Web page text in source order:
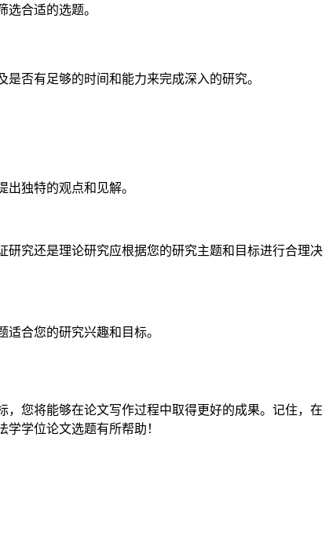
合适的选题。
否有足够的时间和能力来完成深入的研究。
独特的观点和见解。
究还是理论研究应根据您的研究主题和目标进行合理决
合您的研究兴趣和目标。
您将能够在论文写作过程中取得更好的成果。记住，在
学位论文选题有所帮助！